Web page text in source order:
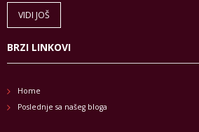
VIDI JOŠ
BRZI LINKOVI
Home
Poslednje sa našeg bloga